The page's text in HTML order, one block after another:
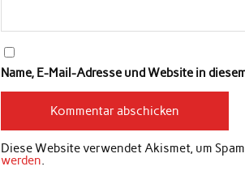
Name, E-Mail-Adresse und Website in
Diese Website verwendet Akismet, um
werden.